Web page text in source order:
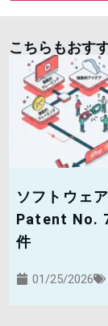
こちらもおす
ソフトウェ
Patent No.
件
01/25/2026